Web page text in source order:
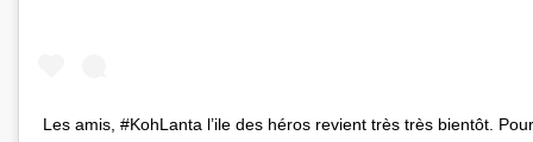
Les amis, #KohLanta l’ile des héros revient très très bientôt.